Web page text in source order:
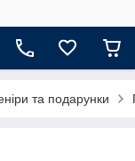
та подарунки